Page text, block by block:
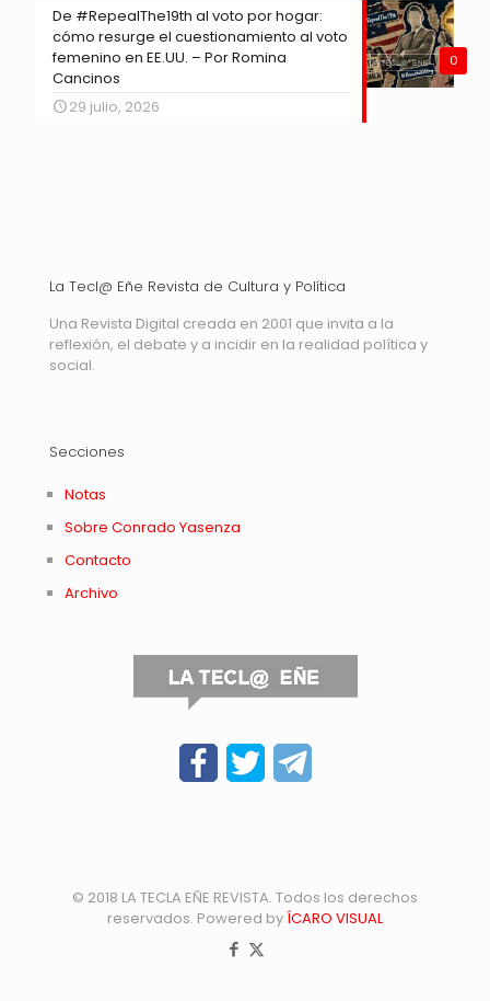
0
De #RepealThe19th al voto por hogar:
cómo resurge el cuestionamiento al voto
femenino en EE.UU. – Por Romina
Cancinos
29 julio, 2026
La Tecl@ Eñe Revista de Cultura y Política
Una Revista Digital creada en 2001 que invita a la
reflexión, el debate y a incidir en la realidad política y
social.
Secciones
Notas
Sobre Conrado Yasenza
Contacto
Archivo
© 2018 LA TECLA EÑE REVISTA. Todos los derechos
reservados. Powered by ÍCARO VISUAL